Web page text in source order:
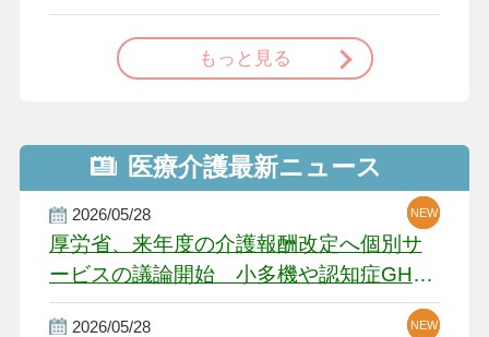
で
もっと見る
医療介護最新ニュース
2026/05/28
厚労省、来年度の介護報酬改定へ個別サ
ービスの議論開始 小多機や認知症GH、
厳しい経営環境に危機感
NEW
NEW
NEW
2026/05/28 NEW
NEW